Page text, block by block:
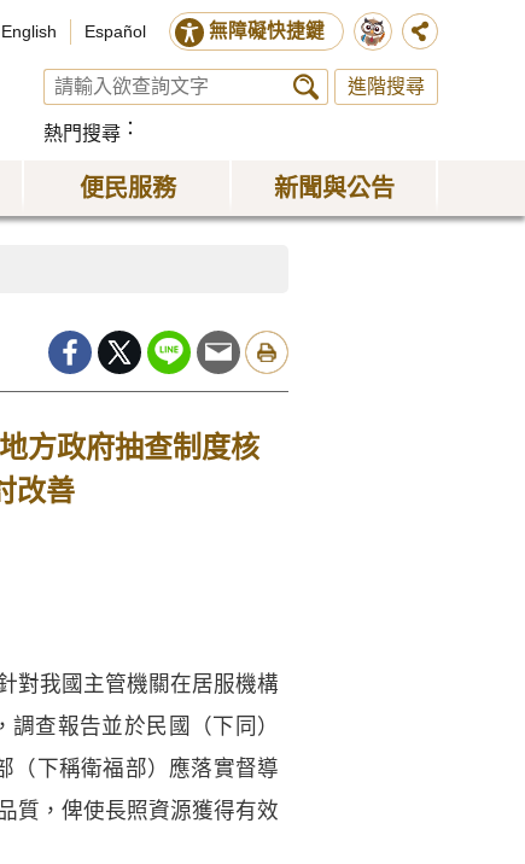
English Español 無障礙快捷鍵
進階搜尋
熱門搜尋
便民服務 新聞與公告
方政府抽查制度核
改善
對我國主管機關在居服機構
查報告並於民國（下同）
（下稱衛福部）應落實督導
質，俾使長照資源獲得有效